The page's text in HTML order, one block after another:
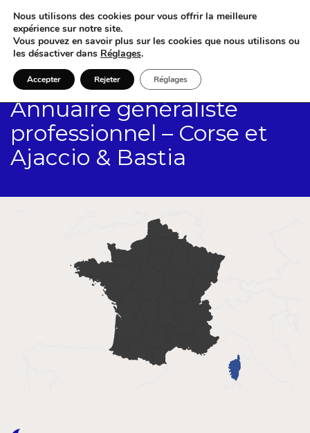
Annuaire généraliste
professionnel – Corse et
Ajaccio & Bastia
Nous utilisons des cookies pour vous offrir la meilleure
expérience sur notre site.
Vous pouvez en savoir plus sur les cookies que nous utilisons ou
les désactiver dans Réglages.
Accepter Rejeter Réglages